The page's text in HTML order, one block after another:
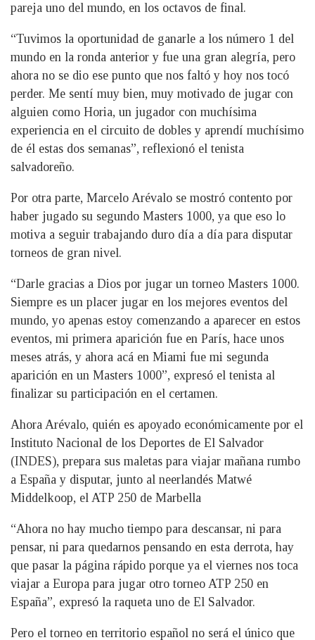
pareja uno del mundo, en los octavos de final.
“Tuvimos la oportunidad de ganarle a los número 1 del
mundo en la ronda anterior y fue una gran alegría, pero
ahora no se dio ese punto que nos faltó y hoy nos tocó
perder. Me sentí muy bien, muy motivado de jugar con
alguien como Horia, un jugador con muchísima
experiencia en el circuito de dobles y aprendí muchísimo
de él estas dos semanas”, reflexionó el tenista
salvadoreño.
Por otra parte, Marcelo Arévalo se mostró contento por
haber jugado su segundo Masters 1000, ya que eso lo
motiva a seguir trabajando duro día a día para disputar
torneos de gran nivel.
“Darle gracias a Dios por jugar un torneo Masters 1000.
Siempre es un placer jugar en los mejores eventos del
mundo, yo apenas estoy comenzando a aparecer en estos
eventos, mi primera aparición fue en París, hace unos
meses atrás, y ahora acá en Miami fue mi segunda
aparición en un Masters 1000”, expresó el tenista al
finalizar su participación en el certamen.
Ahora Arévalo, quién es apoyado económicamente por el
Instituto Nacional de los Deportes de El Salvador
(INDES), prepara sus maletas para viajar mañana rumbo
a España y disputar, junto al neerlandés Matwé
Middelkoop, el ATP 250 de Marbella
“Ahora no hay mucho tiempo para descansar, ni para
pensar, ni para quedarnos pensando en esta derrota, hay
que pasar la página rápido porque ya el viernes nos toca
viajar a Europa para jugar otro torneo ATP 250 en
España”, expresó la raqueta uno de El Salvador.
Pero el torneo en territorio español no será el único que